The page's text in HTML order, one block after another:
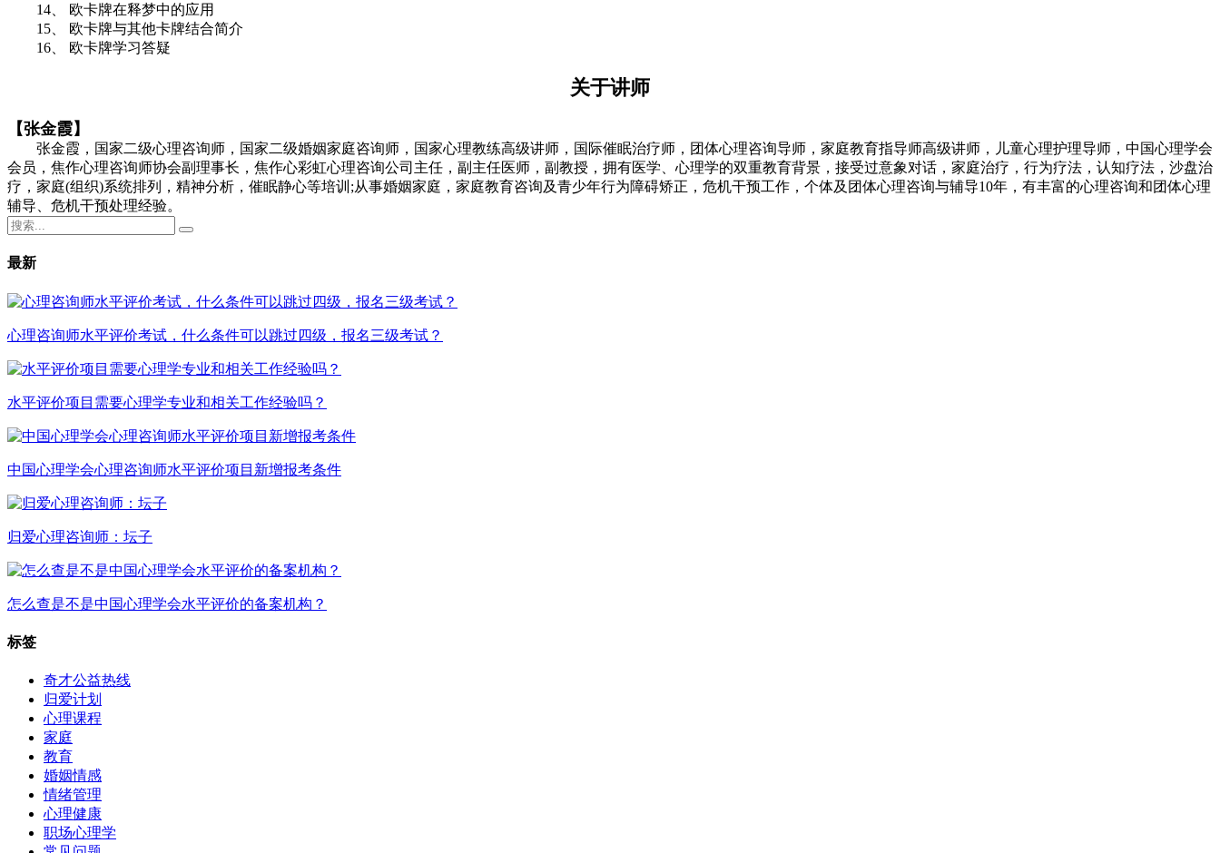
14、 欧卡牌在释梦中的应用
15、 欧卡牌与其他卡牌结合简介
16、 欧卡牌学习答疑
关于讲师
【张金霞】
张金霞，国家二级心理咨询师，国家二级婚姻家庭咨询师，国家心理教练高级讲师，国际催眠治疗师，团体心理咨询导师，家庭教育指导师高级讲师，儿童心理护理导师，中国心理学会
会员，焦作心理咨询师协会副理事长，焦作心彩虹心理咨询公司主任，副主任医师，副教授，拥有医学、心理学的双重教育背景，接受过意象对话，家庭治疗，行为疗法，认知疗法，沙盘治
疗，家庭(组织)系统排列，精神分析，催眠静心等培训;从事婚姻家庭，家庭教育咨询及青少年行为障碍矫正，危机干预工作，个体及团体心理咨询与辅导10年，有丰富的心理咨询和团体心理
辅导、危机干预处理经验。
最新
心理咨询师水平评价考试，什么条件可以跳过四级，报名三级考试？
水平评价项目需要心理学专业和相关工作经验吗？
中国心理学会心理咨询师水平评价项目新增报考条件
归爱心理咨询师：坛子
怎么查是不是中国心理学会水平评价的备案机构？
标签
奇才公益热线
归爱计划
心理课程
家庭
教育
婚姻情感
情绪管理
心理健康
职场心理学